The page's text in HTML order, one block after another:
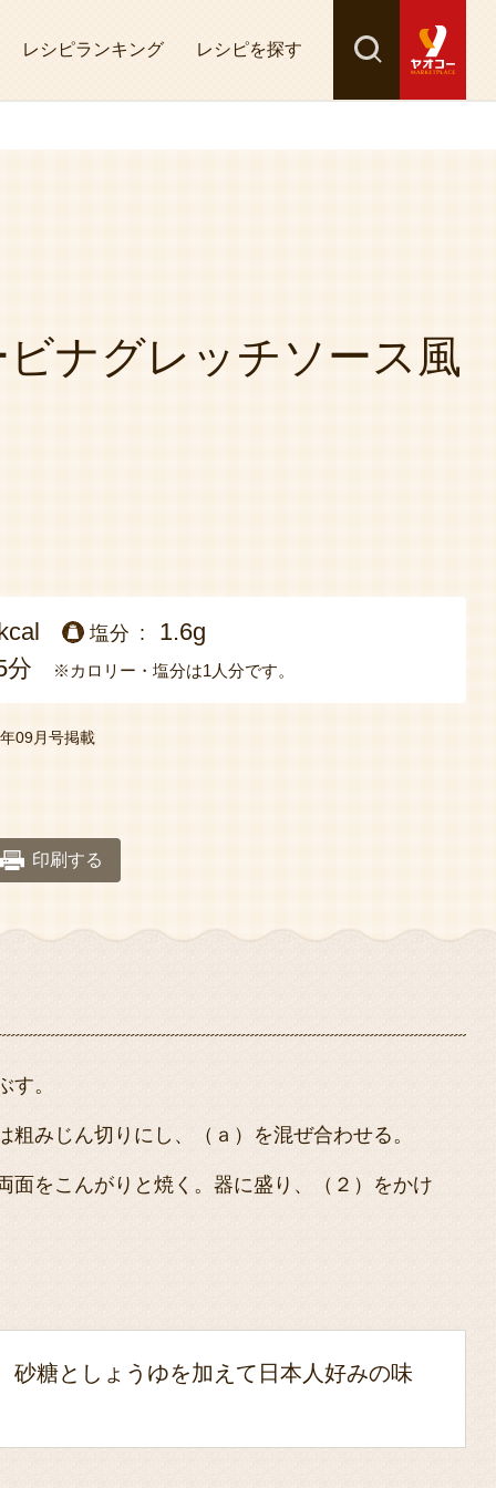
レシピランキング レシピを探す 検索
探す
ナグレッチソース風
塩分
1.6g
分
※カロリー・塩分は1人分です。
09月号掲載
印刷する
。
みじん切りにし、（ａ）を混ぜ合わせる。
面をこんがりと焼く。器に盛り、（２）をかけ
砂糖としょうゆを加えて日本人好みの味